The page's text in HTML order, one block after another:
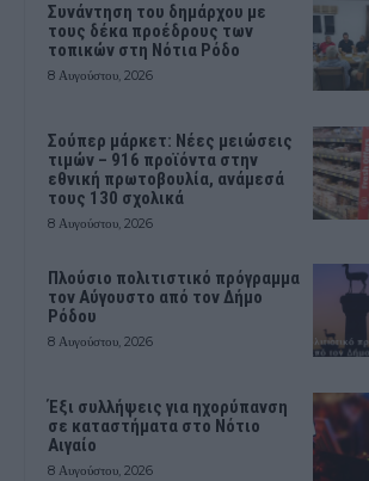
Συνάντηση του δημάρχου με
τους δέκα προέδρους των
τοπικών στη Νότια Ρόδο
8 Αυγούστου, 2026
Σούπερ μάρκετ: Νέες μειώσεις
τιμών – 916 προϊόντα στην
εθνική πρωτοβουλία, ανάμεσά
τους 130 σχολικά
8 Αυγούστου, 2026
Πλούσιο πολιτιστικό πρόγραμμα
τον Αύγουστο από τον Δήμο
Ρόδου
8 Αυγούστου, 2026
Έξι συλλήψεις για ηχορύπανση
σε καταστήματα στο Νότιο
Αιγαίο
8 Αυγούστου, 2026